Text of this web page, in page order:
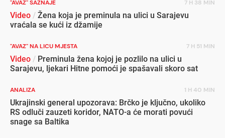
"AVAZ" SAZNAJE 7 H 38 MIN
Video / Žena koja je preminula na ulici u Sarajevu
vraćala se kući iz džamije
"AVAZ" NA LICU MJESTA 7 H 51 MIN
Video / Preminula žena kojoj je pozlilo na ulici u
Sarajevu, ljekari Hitne pomoći je spašavali skoro sat
ANALIZA 1 H 40 MIN
Ukrajinski general upozorava: Brčko je ključno, ukoliko
RS odluči zauzeti koridor, NATO-a će morati povući
snage sa Baltika